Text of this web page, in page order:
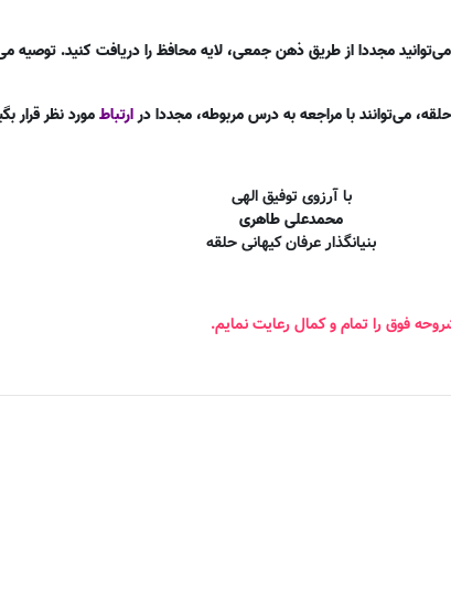
مجددا از طریق ذهن جمعی، لایه محافظ را دریافت کنید. توصیه
می‌توانند با مراجعه به درس مربوطه، مجددا درارتباطمورد نظر قرار
با آرزوی توفیق الهی
محمدعلی طاهری
بنیانگذار عرفان کیهانی حلقه
فوق را تمام و کمال رعایت نمایم.